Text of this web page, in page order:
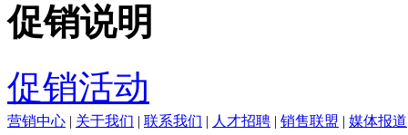
促销说明
促销活动
营销中心 | 关于我们 | 联系我们 | 人才招聘 | 销售联盟 | 媒体报道